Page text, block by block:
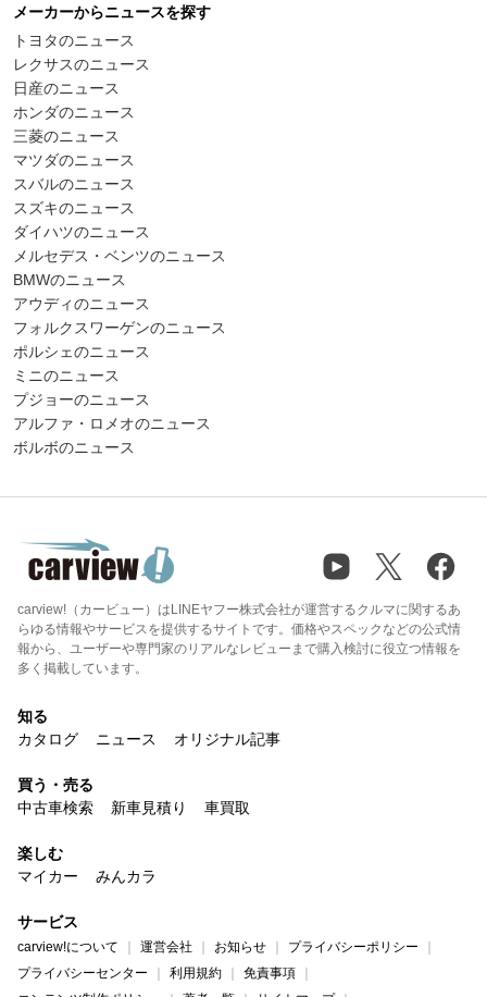
メーカーからニュースを探す
トヨタのニュース
レクサスのニュース
日産のニュース
ホンダのニュース
三菱のニュース
マツダのニュース
スバルのニュース
スズキのニュース
ダイハツのニュース
メルセデス・ベンツのニュース
BMWのニュース
アウディのニュース
フォルクスワーゲンのニュース
ポルシェのニュース
ミニのニュース
プジョーのニュース
アルファ・ロメオのニュース
ボルボのニュース
carview!（カービュー）はLINEヤフー株式会社が運営するクルマに関するあ
らゆる情報やサービスを提供するサイトです。価格やスペックなどの公式情
報から、ユーザーや専門家のリアルなレビューまで購入検討に役立つ情報を
多く掲載しています。
知る
カタログ
ニュース オリジナル記事
買う・売る
中古車検索
新車見積り 車買取
楽しむ
マイカー
みんカラ
サービス
carview!について 運営会社 お知らせ
プライバシーポリシー
プライバシーセンター
利用規約
免責事項